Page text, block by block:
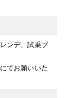
ンデ、試乗ブ
てお願いいた